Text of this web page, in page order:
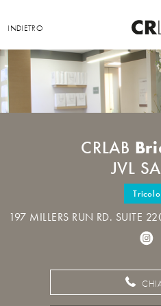
INDIETRO
CRLAB
JVL
197 MILLERS RUN RD. SUITE